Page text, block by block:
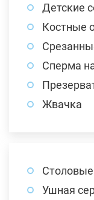
Детские
Костные
Сперма
Жвачка
Ушная